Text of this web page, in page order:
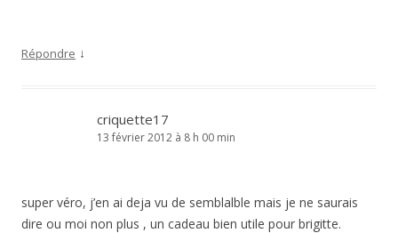
Répondre ↓
criquette17
13 février 2012 à 8 h 00 min
super véro, j’en ai deja vu de semblalble mais je ne saurais
dire ou moi non plus , un cadeau bien utile pour brigitte.